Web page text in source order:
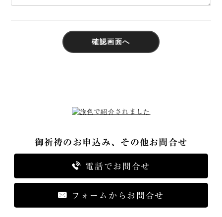
御祈祷のお申込み、その他お問合せ
電話でお問合せ
フォームからお問合せ